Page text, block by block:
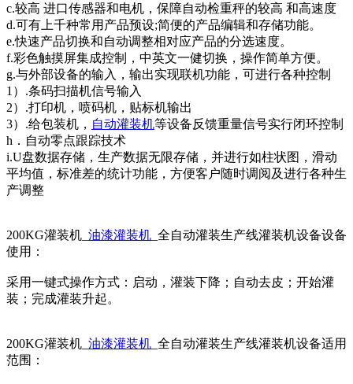
c.较高 进口传感器和电机，保障自动检重秤的较高 和高速度
d.可有上千种常用产品预设;简便的产品编辑和存储功能。
e.快速产品切换和自动调整相对应产品的分选速度。
f.彩色触摸屏集成控制，中英文一健切换，操作简单方便。
g.与外部设备的输入，输出实现联机功能，可进行各种控制
1）.条码扫描机信号输入
2）.打印机，喷码机，贴标机输出
3）.给包装机， 自动灌装机等设备反馈重量信号实行闭环控制
h．自动零点跟踪技术
i.U盘数据存储，生产数据无限存储，并进行如柱状图，滑动
平均值，标准差的统计功能，方便客户随时调阅及进行各种生
产调整
200KG灌装机_ 油漆灌装机 _全自动灌装生产线灌装机设备设备
使用：
采用一键式操作方式：启动，灌装下降；自动去皮；开始灌
装；完成灌装升起。
200KG灌装机_ 油漆灌装机 _全自动灌装生产线灌装机设备适用
范围：